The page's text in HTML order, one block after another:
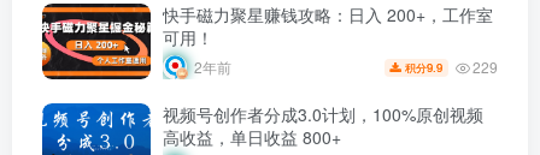
快手磁力聚星赚钱攻略：日入 200+，工作室
可用！
2年前 积分9.9 229
视频号创作者分成3.0计划，100%原创视频
高收益，单日收益 800+